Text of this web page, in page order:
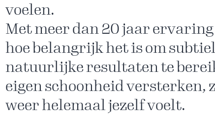
voelen.
Met meer dan 20 jaar
hoe belangrijk het is om
natuurlijke resultaten te
eigen schoonheid versterken,
weer helemaal jezelf voelt.